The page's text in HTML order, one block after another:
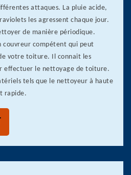
attaques. La pluie acide,
les agressent chaque jour.
de manière périodique.
couvreur compétent qui peut
votre toiture. Il connait les
effectuer le nettoyage de toiture.
tels que le nettoyeur à haute
rapide.